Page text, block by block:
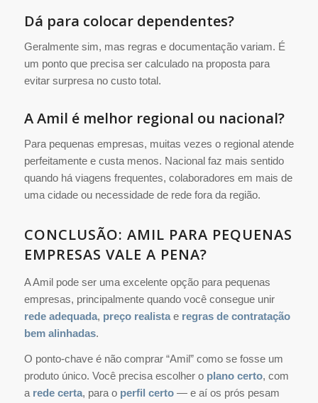
Dá para colocar dependentes?
Geralmente sim, mas regras e documentação variam. É
um ponto que precisa ser calculado na proposta para
evitar surpresa no custo total.
AAmil é melhor regional ou nacional?
Para pequenas empresas, muitas vezes o regional atende
perfeitamente e custa menos. Nacional faz mais sentido
quando há viagens frequentes, colaboradores em mais de
uma cidade ou necessidade de rede fora da região.
CONCLUSÃO: AMIL PARA PEQUENAS
EMPRESAS VALE A PENA?
A Amil pode ser uma excelente opção para pequenas
empresas, principalmente quando você consegue unir
rede adequada, preço realistae regras de contratação
bem alinhadas.
O ponto-chave é não comprar “Amil” como se fosse um
produto único. Você precisa escolher o plano certo, com
a rede certa, para o perfil certo— e aí os prós pesam